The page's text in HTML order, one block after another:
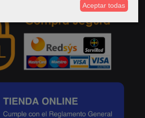
Aceptar todas